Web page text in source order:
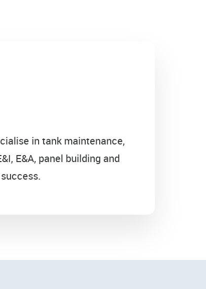
in tank maintenance,
E&A, panel building and